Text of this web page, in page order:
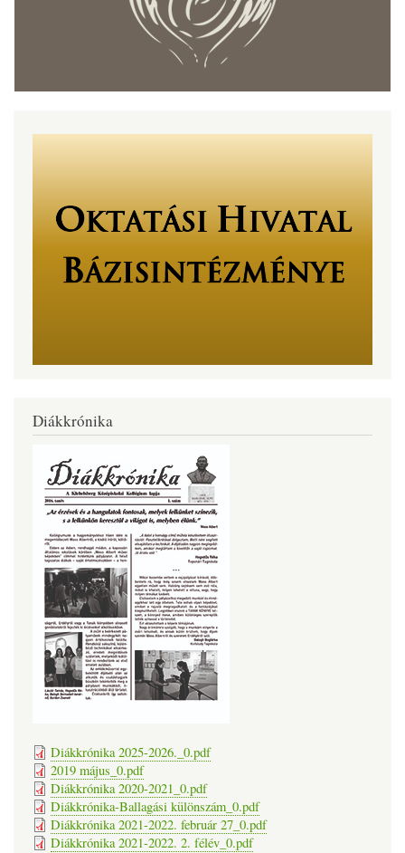
Diákkrónika
Diákkrónika 2025-2026._0.pdf
2019 május_0.pdf
Diákkrónika 2020-2021_0.pdf
Diákkrónika-Ballagási különszám_0.pdf
Diákkrónika 2021-2022. február 27_0.pdf
Diákkrónika 2021-2022. 2. félév_0.pdf